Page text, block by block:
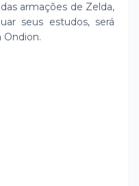
armações de Zelda,
seus estudos, será
Ondion.